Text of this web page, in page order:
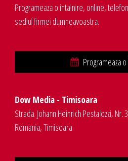
Programeaza o intalnire, online,
sediul firmei dumneavoastra.
Programeaza
Dow Media - Timisoara
Strada. Johann Heinrich Pestalozzi, Nr.
Romania, Timisoara